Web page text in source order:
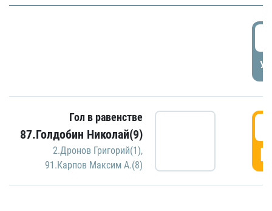
Гол в равенстве
87.Голдобин Николай(9)
2.Дронов Григорий(1),
91.Карпов Максим А.(8)